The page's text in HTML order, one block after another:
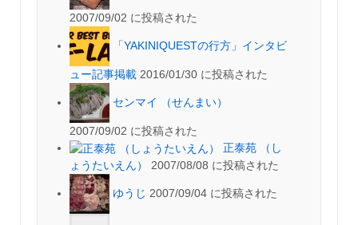
2007/09/02 に投稿された
「YAKINIQUESTの行方」インタビ
ュー記事掲載 2016/01/30 に投稿された
センマイ （せんまい）
2007/09/02 に投稿された
正泰苑 （し
ょうたいえん）
2007/08/08 に投稿された
ゆうじ 2007/09/04 に投稿された